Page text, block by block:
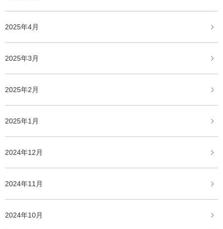
2025年4月
2025年3月
2025年2月
2025年1月
2024年12月
2024年11月
2024年10月